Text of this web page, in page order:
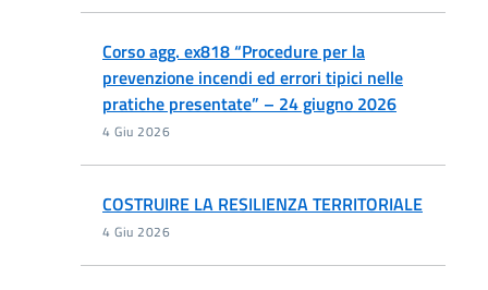
Corso agg. ex818 “Procedure per la
prevenzione incendi ed errori tipici nelle
pratiche presentate” – 24 giugno 2026
4 Giu 2026
COSTRUIRE LA RESILIENZA TERRITORIALE
4 Giu 2026